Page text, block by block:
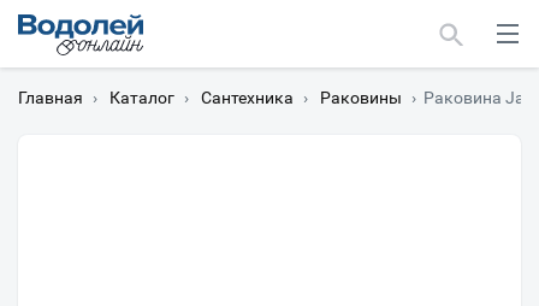
Главная › Каталог › Сантехника › Раковины › Раковина